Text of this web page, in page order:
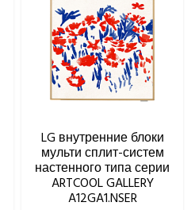
LG внутренние блоки
мульти сплит-систем
настенного типа серии
ARTCOOL GALLERY
A12GA1.NSER